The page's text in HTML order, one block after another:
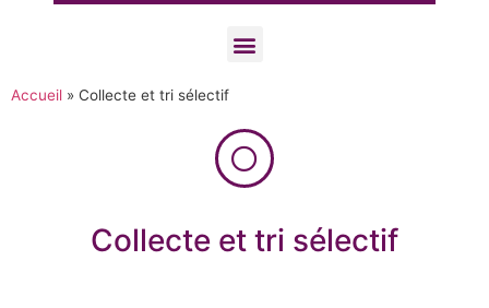
Accueil » Collecte et tri sélectif
Collecte et tri sélectif